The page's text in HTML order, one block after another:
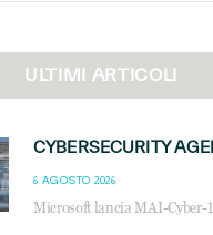
ULTIMI ARTICOLI
6 AGOSTO 2026